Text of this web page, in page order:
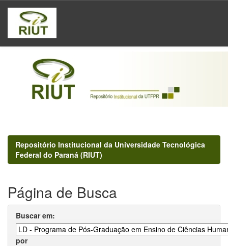
Skip
navigation
Repositório Institucional da Universidade Tecnológica
Federal do Paraná (RIUT)
Página de Busca
Buscar em:
por